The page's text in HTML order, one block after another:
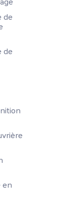
de
de
en